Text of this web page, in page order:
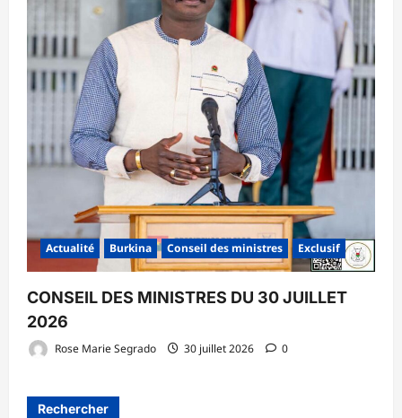
Actualité Burkina Conseil des ministres Exclusif
CONSEIL DES MINISTRES DU 30 JUILLET
2026
Rose Marie Segrado 30 juillet 2026 0
Rechercher